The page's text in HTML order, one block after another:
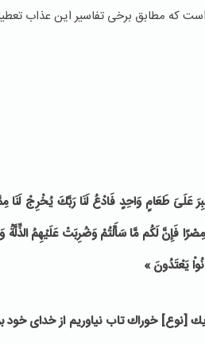
که مطابق برخی تفاسیر این عذاب
عَلَىَ طَعَامٍ وَاحِدٍ فَادْعُ لَنَا رَبَّكَ يُخْرِجْ لَنَا
فَإِنَّ لَكُم مَّا سَأَلْتُمْ وَضُرِبَتْ عَلَيْهِمُ الذِّلَّةُ
يَعْتَدُونَ »
خوراك تاب نياوريم از خداى خود